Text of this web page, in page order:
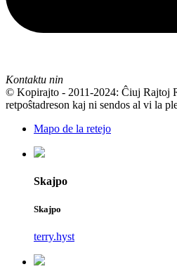
Kontaktu nin
© Kopirajto - 2011-2024: Ĉiuj Rajtoj
retpoŝtadreson kaj ni sendos al vi la
Mapo de la retejo
Skajpo
Skajpo
terry.hyst